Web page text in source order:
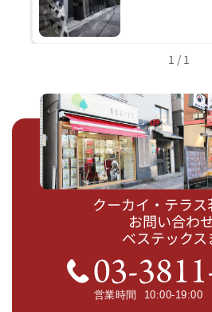
1 / 1
クーカイ・テラス
お問い合わ
ベステックス